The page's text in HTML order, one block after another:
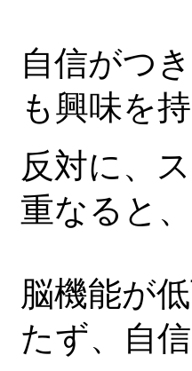
自信がつ
も興味を
反対に、
重なると
脳機能が
たず、自信